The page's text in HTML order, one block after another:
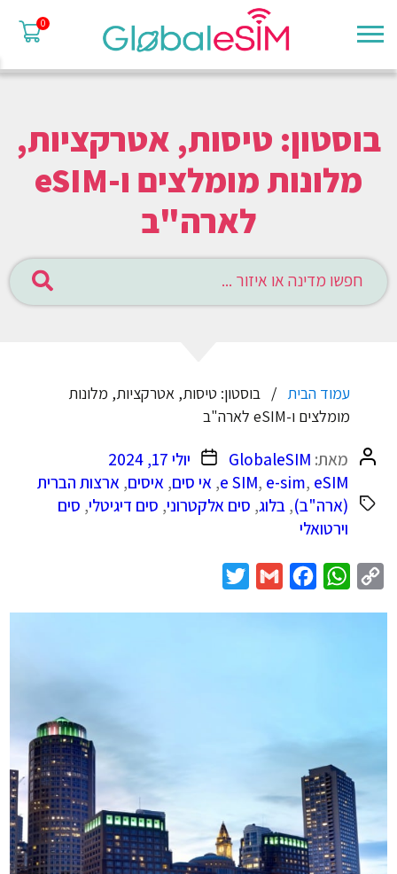
0
בוסטון: טיסות, אטרקציות,
מלונות מומלצים ו-eSIM
לארה"ב
עמוד הבית
בוסטון: טיסות, אטרקציות, מלונות
מומלצים ו-eSIM לארה"ב
המחבר
הפוסט
מאת: GlobaleSIM תאריך
פוסט
יולי 17, 2024
e SIM, e-sim, eSIM
, אי סים, איסים, ארצות הברית
(ארה"ב),בלוג, סים אלקטרוני, סים דיגיטלי, סים
וירטואלי
Copy
WhatsApp
Facebook
Gmail